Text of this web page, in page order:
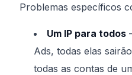
Problemas específicos
Um IP para todos
Ads, todas elas
todas as contas de